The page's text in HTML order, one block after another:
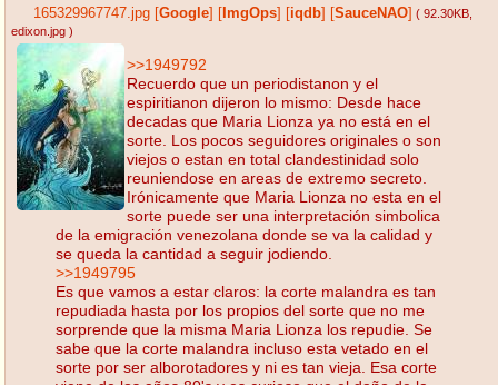
165329967747.jpg Google ImgOps iqdb SauceNAO ( 92.30KB
edixon.jpg )
>>1949792
Recuerdo que un periodistanon y el
espiritianon dijeron lo mismo: Desde hace
decadas que Maria Lionza ya no está en el
sorte. Los pocos seguidores originales o son
viejos o estan en total clandestinidad solo
reuniendose en areas de extremo secreto.
Irónicamente que Maria Lionza no esta en el
sorte puede ser una interpretación simbolica
de la emigración venezolana donde se va la calidad y
se queda la cantidad a seguir jodiendo.
>>1949795
Es que vamos a estar claros: la corte malandra es tan
repudiada hasta por los propios del sorte que no me
sorprende que la misma Maria Lionza los repudie. Se
sabe que la corte malandra incluso esta vetado en el
sorte por ser alborotadores y ni es tan vieja. Esa corte